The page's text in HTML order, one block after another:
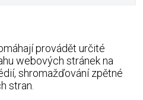
provádět určité
webových stránek na
shromažďování zpětné
stran.